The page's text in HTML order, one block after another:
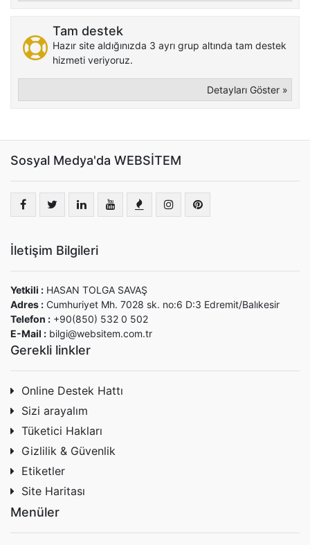
Tam destek
Hazır site aldığınızda 3 ayrı grup altında tam destek
hizmeti veriyoruz.
Detayları Göster »
Sosyal Medya'da WEBSİTEM
İletişim Bilgileri
Yetkili : HASAN TOLGA SAVAŞ
Adres : Cumhuriyet Mh. 7028 sk. no:6 D:3 Edremit/Balıkesir
Telefon : +90(850) 532 0 502
E-Mail : bilgi@websitem.com.tr
Gerekli linkler
Online Destek Hattı
Sizi arayalım
Tüketici Hakları
Gizlilik & Güvenlik
Etiketler
Site Haritası
Menüler